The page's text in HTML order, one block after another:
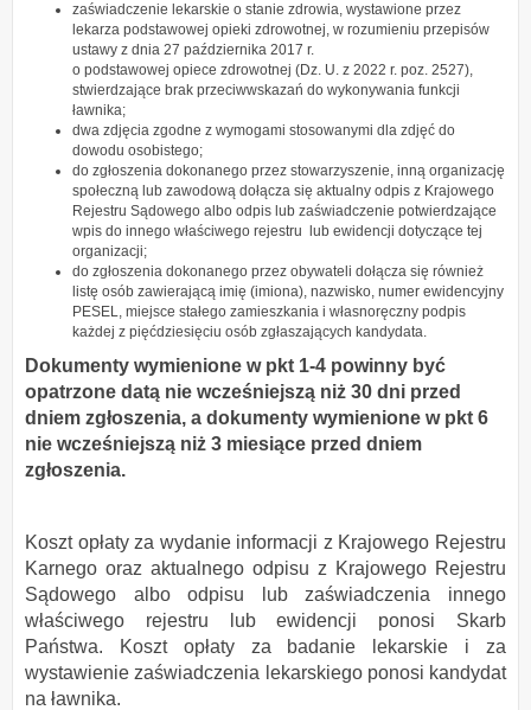
zaświadczenie lekarskie o stanie zdrowia, wystawione przez
lekarza podstawowej opieki zdrowotnej, w rozumieniu przepisów
ustawy z dnia 27 października 2017 r.
o podstawowej opiece zdrowotnej (Dz. U. z 2022 r. poz. 2527),
stwierdzające brak przeciwwskazań do wykonywania funkcji
ławnika;
dwa zdjęcia zgodne z wymogami stosowanymi dla zdjęć do
dowodu osobistego;
do zgłoszenia dokonanego przez stowarzyszenie, inną organizację
społeczną lub zawodową dołącza się aktualny odpis z Krajowego
Rejestru Sądowego albo odpis lub zaświadczenie potwierdzające
wpis do innego właściwego rejestru lub ewidencji dotyczące tej
organizacji;
do zgłoszenia dokonanego przez obywateli dołącza się również
listę osób zawierającą imię (imiona), nazwisko, numer ewidencyjny
PESEL, miejsce stałego zamieszkania i własnoręczny podpis
każdej z pięćdziesięciu osób zgłaszających kandydata.
Dokumenty wymienione w pkt 1-4 powinny być
opatrzone datą nie wcześniejszą niż 30 dni przed
dniem zgłoszenia, a dokumenty wymienione w pkt 6
nie wcześniejszą niż 3 miesiące przed dniem
zgłoszenia.
Koszt opłaty za wydanie informacji z Krajowego Rejestru
Karnego oraz aktualnego odpisu z Krajowego Rejestru
Sądowego albo odpisu lub zaświadczenia innego
właściwego rejestru lub ewidencji ponosi Skarb
Państwa. Koszt opłaty za badanie lekarskie i za
wystawienie zaświadczenia lekarskiego ponosi kandydat
na ławnika.